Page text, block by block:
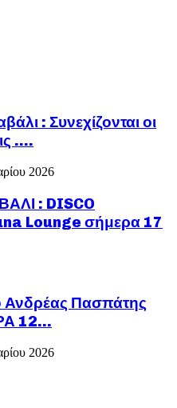
: Συνεχίζονται οι
….
2026
: DISCO
Lounge σήμερα 17
Πασπάτης
12...
2026